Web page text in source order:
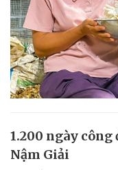
1.200 ngày công
Nậm Giải